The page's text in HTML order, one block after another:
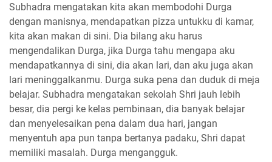
Subhadra mengatakan kita akan membodohi Durga
dengan manisnya, mendapatkan pizza untukku di kamar,
kita akan makan di sini. Dia bilang aku harus
mengendalikan Durga, jika Durga tahu mengapa aku
mendapatkannya di sini, dia akan lari, dan aku juga akan
lari meninggalkanmu. Durga suka pena dan duduk di meja
belajar. Subhadra mengatakan sekolah Shri jauh lebih
besar, dia pergi ke kelas pembinaan, dia banyak belajar
dan menyelesaikan pena dalam dua hari, jangan
menyentuh apa pun tanpa bertanya padaku, Shri dapat
memiliki masalah. Durga mengangguk.